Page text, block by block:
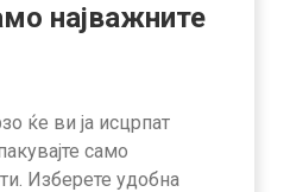
најважните
ќе ви ја исцрпат
само
Изберете удобна